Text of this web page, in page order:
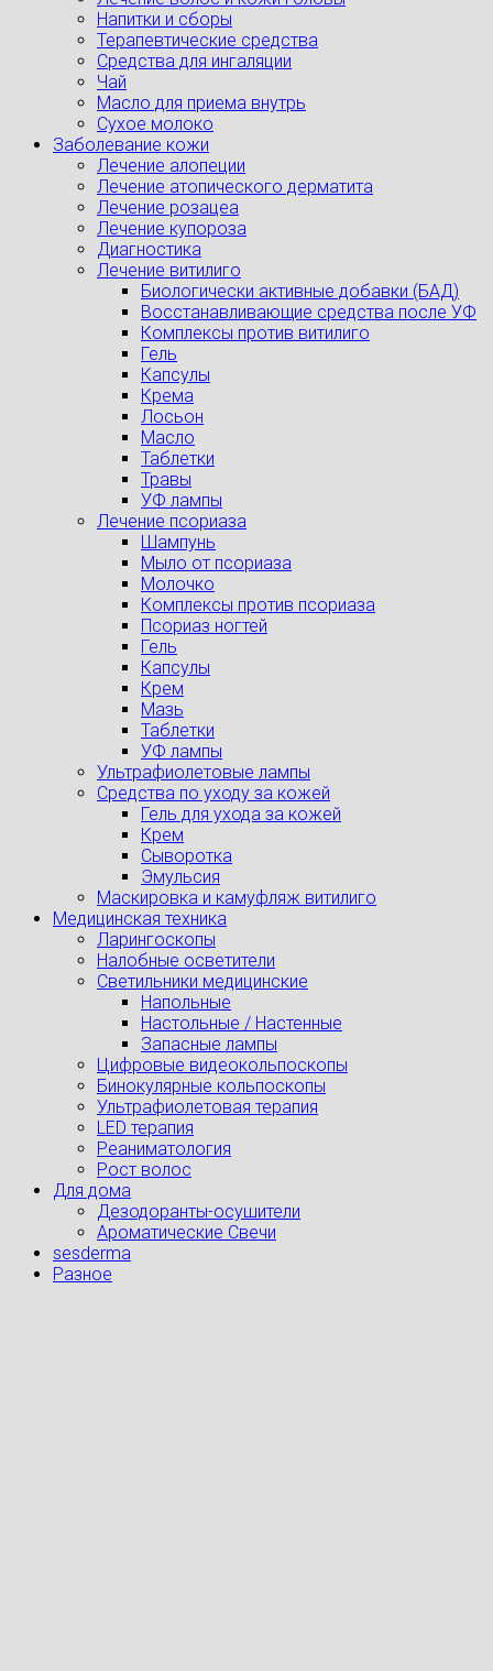
Напитки и сборы
Терапевтические средства
Средства для ингаляции
Чай
Масло для приема внутрь
Сухое молоко
Заболевание кожи
Лечение алопеции
Лечение атопического дерматита
Лечение розацеа
Лечение купороза
Диагностика
Лечение витилиго
Биологически активные добавки (БАД)
Восстанавливающие средства после УФ
Комплексы против витилиго
Гель
Капсулы
Крема
Лосьон
Масло
Таблетки
Травы
УФ лампы
Лечение псориаза
Шампунь
Мыло от псориаза
Молочко
Комплексы против псориаза
Псориаз ногтей
Гель
Капсулы
Крем
Мазь
Таблетки
УФ лампы
Ультрафиолетовые лампы
Средства по уходу за кожей
Гель для ухода за кожей
Крем
Сыворотка
Эмульсия
Маскировка и камуфляж витилиго
Медицинская техника
Ларингоскопы
Налобные осветители
Светильники медицинские
Напольные
Настольные / Настенные
Запасные лампы
Цифровые видеокольпоскопы
Бинокулярные кольпоскопы
Ультрафиолетовая терапия
LED терапия
Реаниматология
Рост волос
Для дома
Дезодоранты-осушители
Ароматические Свечи
sesderma
Разное